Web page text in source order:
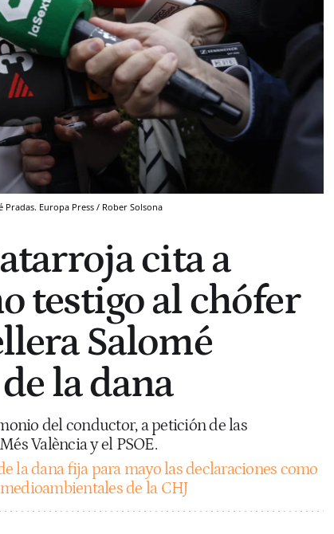
Pradas. Europa Press / Rober Solsona
cita a
testigo al chófer
Salomé
la dana
del conductor, a petición de las
València y el PSOE.
la dana fija para mayo las declaraciones como
de la CHJ